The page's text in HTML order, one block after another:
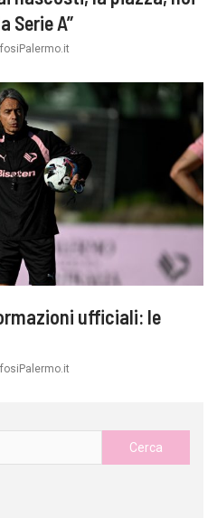
Serie A”
ufficiali: le